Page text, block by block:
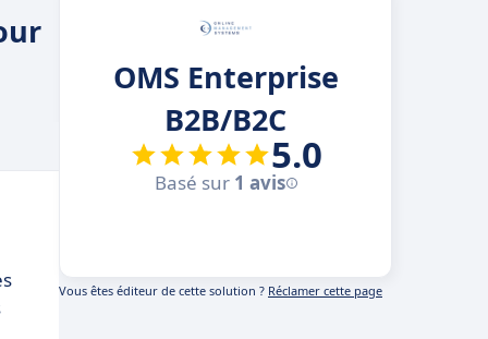
OMS Enterprise
B2B/B2C
5.0
Basé sur 1 avis
Vous êtes éditeur de cette solution ? Réclamer cette page